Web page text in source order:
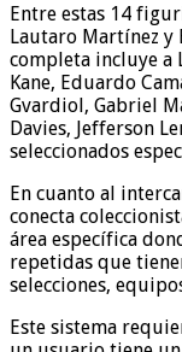
Entre estas 14
Lautaro Martínez y
completa incluye a
Kane, Eduardo
Gvardiol, Gabriel
Davies, Jefferson
seleccionados
En cuanto al
conecta
área específica
repetidas que
selecciones,
Este sistema